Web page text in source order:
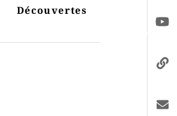
Découvertes